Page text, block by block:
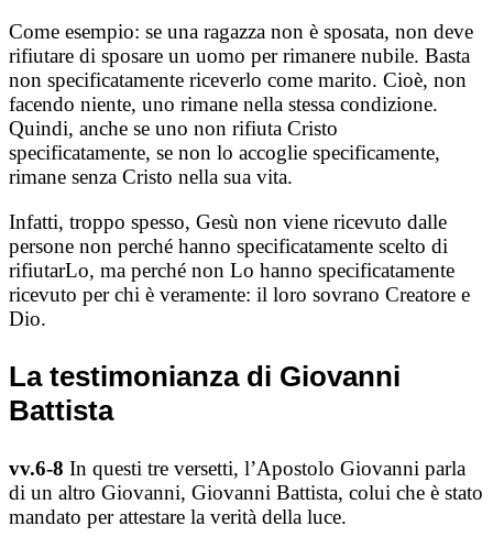
Come esempio: se una ragazza non è sposata, non deve
rifiutare di sposare un uomo per rimanere nubile. Basta
non specificatamente riceverlo come marito. Cioè, non
facendo niente, uno rimane nella stessa condizione.
Quindi, anche se uno non rifiuta Cristo
specificatamente, se non lo accoglie specificamente,
rimane senza Cristo nella sua vita.
Infatti, troppo spesso, Gesù non viene ricevuto dalle
persone non perché hanno specificatamente scelto di
rifiutarLo, ma perché non Lo hanno specificatamente
ricevuto per chi è veramente: il loro sovrano Creatore e
Dio.
La testimonianza di Giovanni
Battista
vv.6-8 In questi tre versetti, l’Apostolo Giovanni parla
di un altro Giovanni, Giovanni Battista, colui che è stato
mandato per attestare la verità della luce.